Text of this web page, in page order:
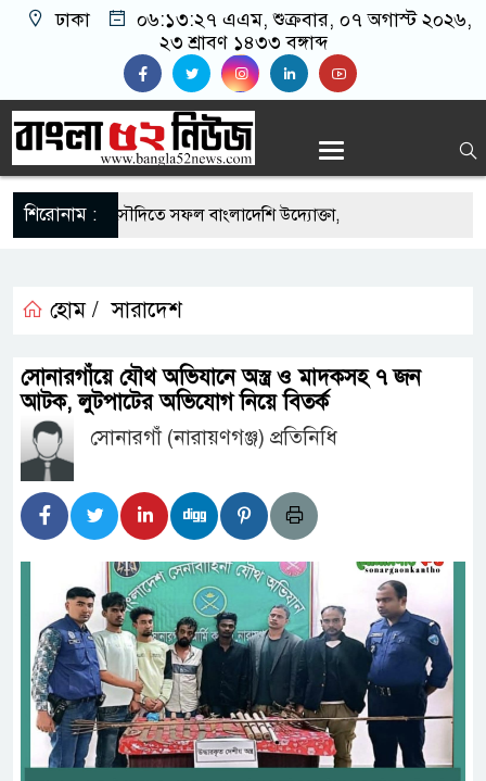
ঢাকা ০৬:১৩:২৮ এএম, শুক্রবার, ০৭ অগাস্ট ২০২৬,
২৩ শ্রাবণ ১৪৩৩ বঙ্গাব্দ
শিরোনাম :
এর সুযোগে সৌদিতে সফল বাংলাদেশি উদ্যোক্তা,
মাছে মিলল মাইক্রোপ্লাস্টিক, বেশি কই মাছে
ব্যবসায়িক অগ্রযাত্রায় নতুন অধ্যায়
স্থিতিশীল সরকার,প্রবাসীদের বিনিয়োগের এখনই
স্থিতিশীল সরকার,প্রবাসীদের বিনিয়োগের এখনই
নিচে গাঁজার ড্রাম, মাদক কারবারি আটক
বাজেট সংশোধনের দাবিতে ফরিদগঞ্জে অহিংস
উঠান বৈঠক
অবৈধ লেনদেনে জড়িয়ে পড়ছে স্থানীয় বিকাশ
হোম / সারাদেশ
সোনারগাঁয়ে যৌথ অভিযানে অস্ত্র ও মাদকসহ ৭ জন
আটক, লুটপাটের অভিযোগ নিয়ে বিতর্ক
সোনারগাঁ (নারায়ণগঞ্জ) প্রতিনিধি